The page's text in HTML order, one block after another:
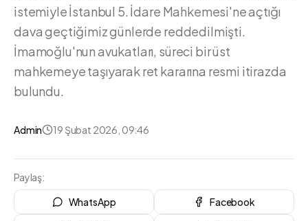
istemiyle İstanbul 5. İdare Mahkemesi'ne açtığı
dava geçtiğimiz günlerde reddedilmişti.
İmamoğlu'nun avukatları, süreci bir üst
mahkemeye taşıyarak ret kararına resmi itirazda
bulundu.
Admin 19 Şubat 2026, 09:46
Paylaş:
WhatsApp
Facebook